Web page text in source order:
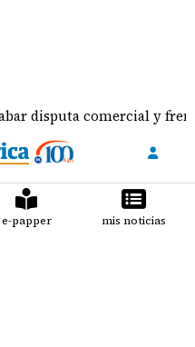
comercial y frenar
e-papper mis noticias